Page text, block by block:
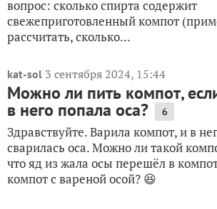
вопрос: сколько спирта содержит
свежеприготовленный компот
рассчитать, сколько...
kat-sol 3 сентября 2024, 15:44
Можно ли пить компот,
в него попала оса? 6
Здравствуйте. Варила компот, и в
сварилась оса. Можно ли такой
что яд из жала осы перешёл в
компот с вареной осой? 😆